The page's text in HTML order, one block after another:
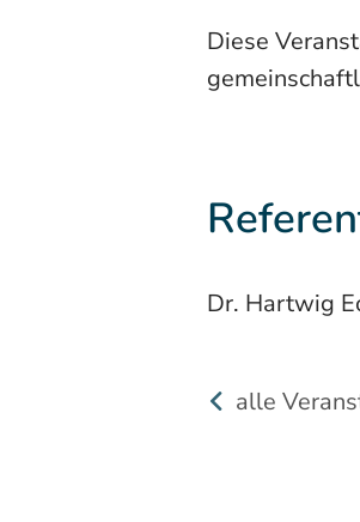
Diese
Dr. Hartwig
alle